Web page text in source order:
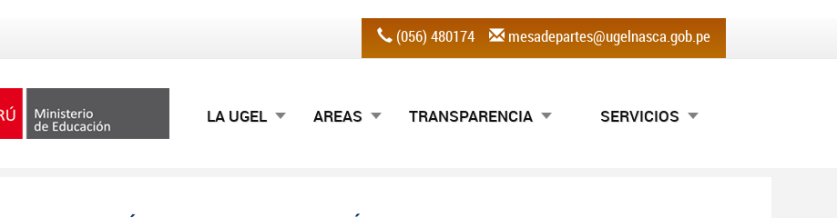
(056) 480174 mesadepartes@ugelnasca.gob.pe
LA UGEL AREAS TRANSPARENCIA SERVICIOS